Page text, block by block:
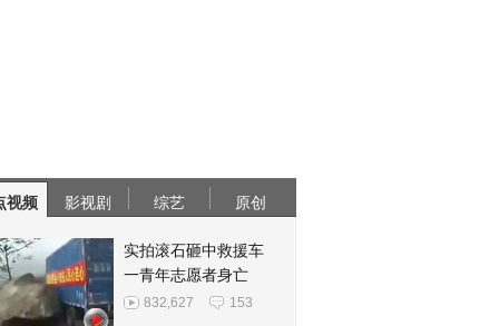
视频 影视剧 综艺 原创
实拍滚石砸中救援车
一青年志愿者身亡
832,627 153